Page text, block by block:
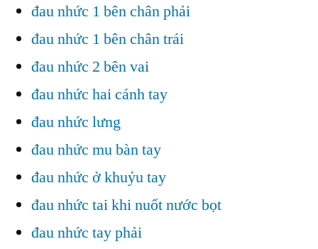
đau nhức 1 bên chân phải
đau nhức 1 bên chân trái
đau nhức 2 bên vai
đau nhức hai cánh tay
đau nhức lưng
đau nhức mu bàn tay
đau nhức ở khuỷu tay
đau nhức tai khi nuốt nước bọt
đau nhức tay phải